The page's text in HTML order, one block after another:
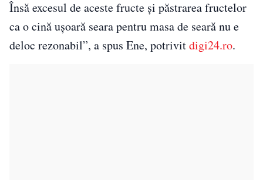
Însă excesul de aceste fructe și păstrarea fructelor
ca o cină ușoară seara pentru masa de seară nu e
deloc rezonabil”, a spus Ene, potrivitdigi24.ro.